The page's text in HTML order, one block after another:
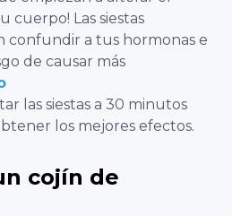
cuerpo! Las siestas
confundir a tus hormonas e
de causar más
las siestas a 30 minutos
los mejores efectos.
cojín de